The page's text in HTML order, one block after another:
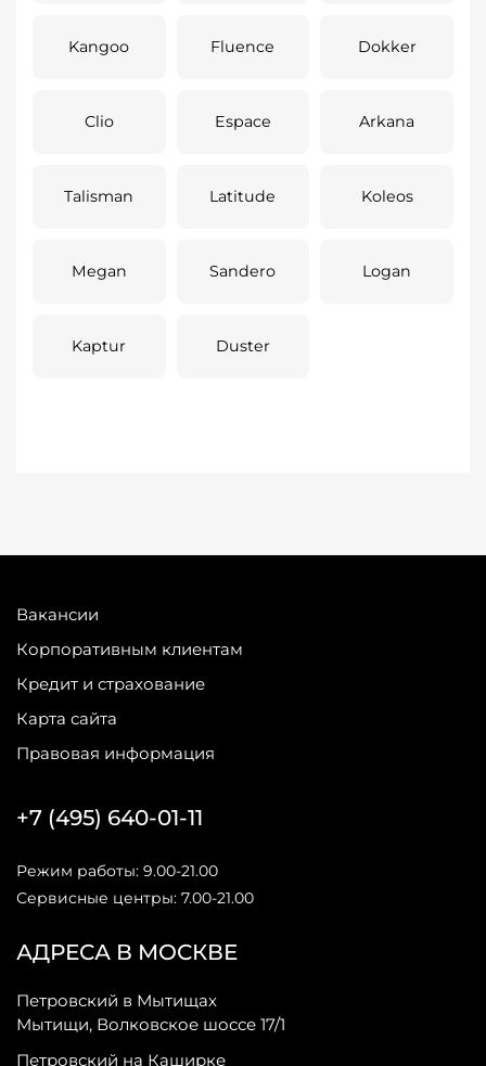
Kangoo Fluence Dokker
Clio Espace Arkana
Talisman Latitude Koleos
Megan Sandero Logan
Kaptur Duster
Вакансии
Корпоративным клиентам
Кредит и страхование
Карта сайта
Правовая информация
АДРЕСА В МОСКВЕ
Петровский в Мытищах
Мытищи, Волковское шоссе 17/1
Петровский на Каширке
+7 (495) 640-01-11
Режим работы: 9.00-21.00
Сервисные центры: 7.00-21.00